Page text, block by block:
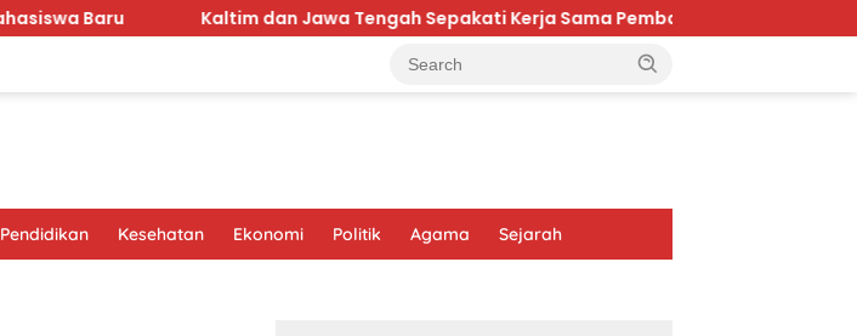
Kaltim dan Jawa Tengah Sepakati Kerja Sama Pembangunan dan Ekonomi Daerah
Pendidikan Kesehatan Ekonomi Politik Agama Sejarah